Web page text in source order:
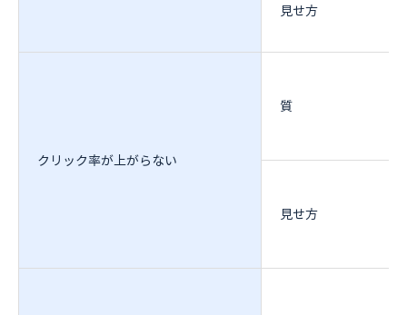
見せ方
クリック率が上がらない
質
見せ方